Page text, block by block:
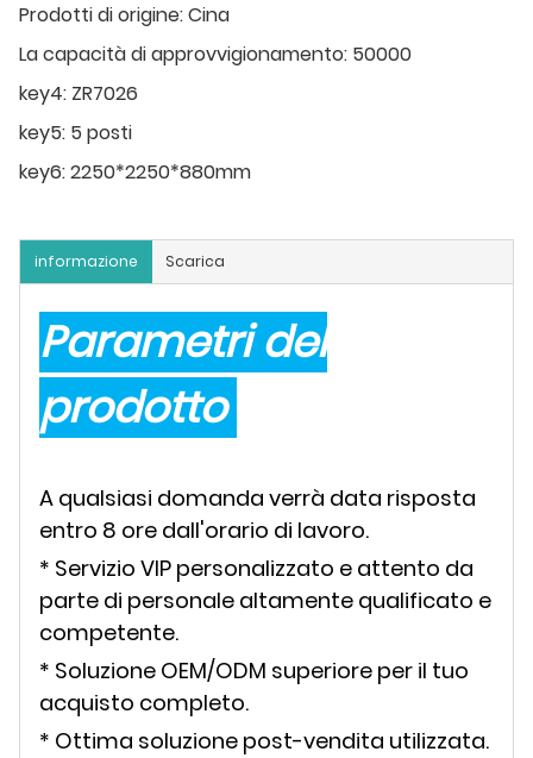
Prodotti di origine:Cina
La capacità di approvvigionamento: 50000
key4: ZR7026
key5: 5 posti
key6:2250*2250*880mm
informazione Scarica
Parametri del
prodotto
A qualsiasi domanda verrà data risposta
entro 8 ore dall'orario di lavoro.
* Servizio VIP personalizzato e attento da
parte di personale altamente qualificato e
competente.
* Soluzione OEM/ODM superiore per il tuo
acquisto completo.
* Ottima soluzione post-vendita utilizzata.